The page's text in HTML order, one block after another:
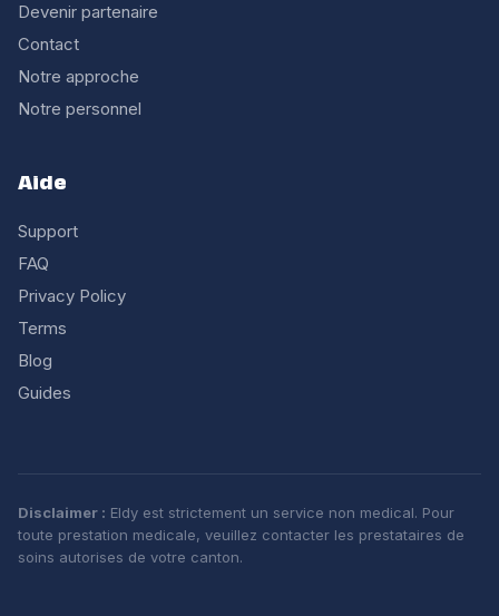
Devenir partenaire
Contact
Notre approche
Notre personnel
Aide
Support
FAQ
Privacy Policy
Terms
Blog
Guides
Disclaimer : Eldy est strictement un service non medical. Pour
toute prestation medicale, veuillez contacter les prestataires de
soins autorises de votre canton.